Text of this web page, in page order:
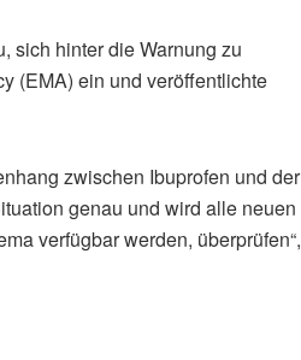
sich hinter die Warnung zu
(EMA) ein und veröffentlichte
zwischen Ibuprofen und der
genau und wird alle neuen
verfügbar werden, überprüfen“,